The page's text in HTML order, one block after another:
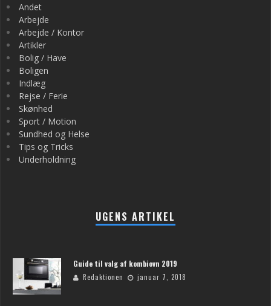
Andet
Arbejde
Arbejde / Kontor
Artikler
Bolig / Have
Boligen
Indlæg
Rejse / Ferie
Skønhed
Sport / Motion
Sundhed og Helse
Tips og Tricks
Underholdning
UGENS ARTIKEL
Guide til valg af kombiovn 2019
Redaktionen januar 7, 2018